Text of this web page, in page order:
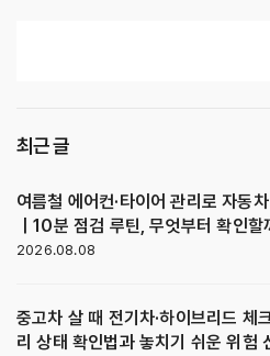
최근 글
여름철 에어컨·타이어 관리로 자동
｜10분 점검 루틴, 무엇부터 확인할
2026.08.08
중고차 살 때 전기차·하이브리드 체
리 상태 확인법과 놓치기 쉬운 위험